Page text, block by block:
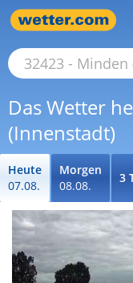
Das Wetter
(Innenstadt)
Heute
07.08.
Morgen
08.08.
3